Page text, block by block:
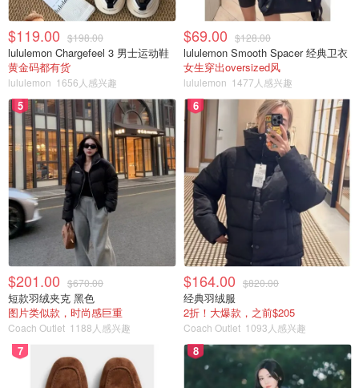
$119.00 $198.00
lululemon Chargefeel 3 男士运动鞋
黄金码都有货
lululemon 1656人感兴趣
$69.00 $128.00
lululemon Smooth Spacer 经典卫衣
女生穿出oversized风
lululemon 1477人感兴趣
5
$201.00 $670.00
短款羽绒夹克 黑色
图片类似款，时尚感巨重
Coach Outlet 1188人感兴趣
6
$164.00 $820.00
经典羽绒服
2折！大爆款，之前$205
Coach Outlet 1093人感兴趣
7 8